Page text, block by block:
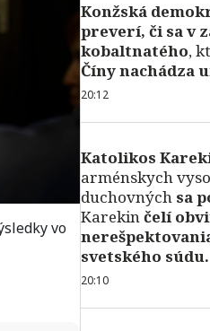
vo
Konžská
preverí, či sa v
kobaltnatého,
Číny nachádza
20:12
Katolikos
arménskych
duchovných sa
Karekinčelí
svetského súdu.
20:10